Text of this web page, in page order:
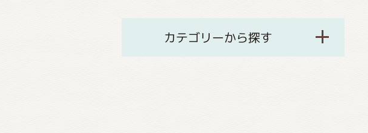
カテゴリーから探す